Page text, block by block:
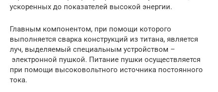
ускоренных до показателей высокой энергии.
Главным компонентом, при помощи которого
выполняется сварка конструкций из титана, является
луч, выделяемый специальным устройством –
электронной пушкой. Питание пушки осуществляется
при помощи высоковольтного источника постоянного
тока.